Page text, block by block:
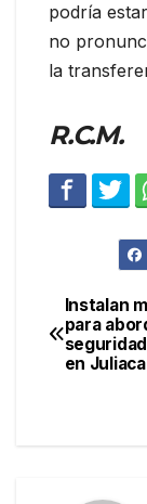
podría
no
la
R.C.M.
de
Instalan
para
en Juliaca